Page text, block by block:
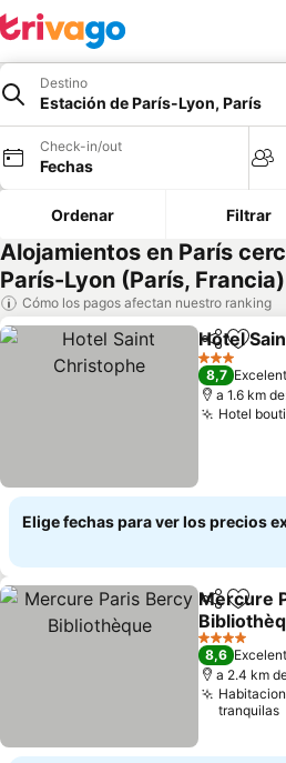
Destino
Estación de París-Lyon, París
Check-in/out
Fechas
Ordenar Filtrar
Alojamientos en París
París-Lyon (París, Francia)
Cómo los pagos afectan nuestro ranking
Compartir
Hotel
3 Estrellas
8,7
a 1.6 km
Hotel
Elige fechas para ver los precios
Compartir
Mercure
4 Estrellas
8,6
a 2.4 km
tranquilas